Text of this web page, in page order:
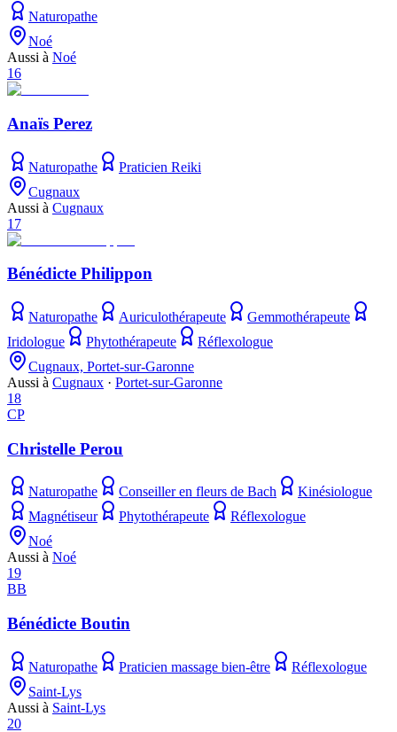
Naturopathe
Noé
Aussi à Noé
16
Anaïs Perez
Naturopathe
Praticien Reiki
Cugnaux
Aussi à Cugnaux
17
Bénédicte Philippon
Naturopathe Auriculothérapeute
Gemmothérapeute
Iridologue
Phytothérapeute
Réflexologue
Cugnaux, Portet-sur-Garonne
Aussi à Cugnaux · Portet-sur-Garonne
18
CP
Christelle Perou
Naturopathe Conseiller en fleurs de Bach
Kinésiologue
Magnétiseur
Phytothérapeute
Réflexologue
Noé
Aussi à Noé
19
BB
Bénédicte Boutin
Naturopathe Praticien massage bien-être
Réflexologue
Saint-Lys
Aussi à Saint-Lys
20